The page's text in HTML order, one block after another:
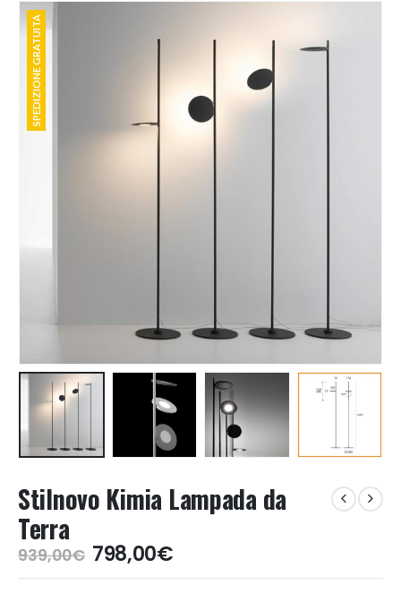
SPEDIZIONE GRATUITA
SPEDIZIONE GRATUITA
Stilnovo Kimia Lampada da
Terra
939,00€ Il
prezzo
798,00€Il
prezzo